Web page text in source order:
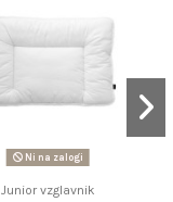
Ni na zalogi
Junior vzglavnik